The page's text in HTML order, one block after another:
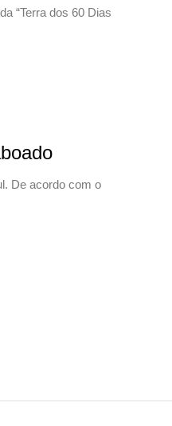
“Terra dos 60 Dias
De acordo com o